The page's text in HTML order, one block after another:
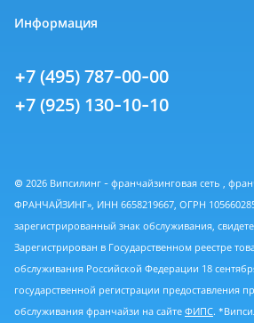
Информация
+7 (495) 787-00-00
+7 (925) 130-10-10
© 2026 Випсилинг - франчайзинговая сеть ,
ФРАНЧАЙЗИНГ», ИНН 6658219667, ОГРН
зарегистрированный знак обслуживания,
Зарегистрирован в Государственном реестре
обслуживания Российской Федерации 18
государственной регистрации предоставления
обслуживания франчайзи на сайте ФИПС.